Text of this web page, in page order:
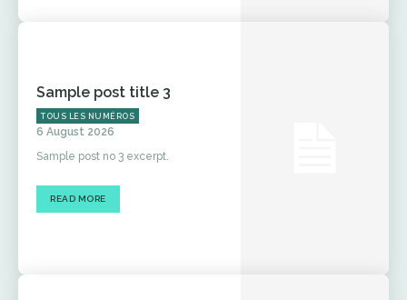
Sample post title 3
TOUS LES NUMÉROS
6 August 2026
Sample post no 3 excerpt.
READ MORE